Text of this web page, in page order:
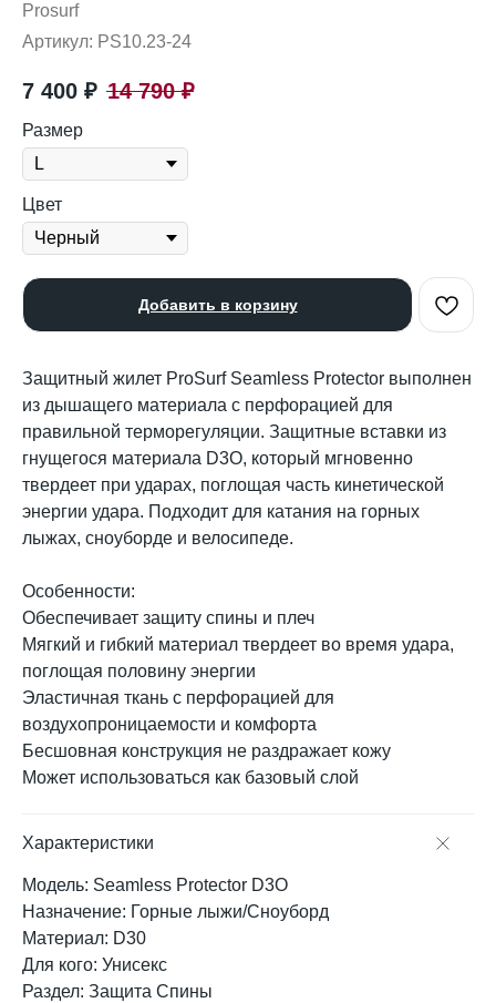
Prosurf
Артикул: PS10.23-24
7 400 ₽ 14 790 ₽
Размер
Цвет
Добавить в корзину
Защитный жилет ProSurf Seamless Protector выполнен
из дышащего материала с перфорацией для
правильной терморегуляции. Защитные вставки из
гнущегося материала D3O, который мгновенно
твердеет при ударах, поглощая часть кинетической
энергии удара. Подходит для катания на горных
лыжах, сноуборде и велосипеде.
Особенности:
Обеспечивает защиту спины и плеч
Мягкий и гибкий материал твердеет во время удара,
поглощая половину энергии
Эластичная ткань с перфорацией для
воздухопроницаемости и комфорта
Бесшовная конструкция не раздражает кожу
Может использоваться как базовый слой
Характеристики
Модель: Seamless Protector D3O
Назначение: Горные лыжи/Сноуборд
Материал: D30
Для кого: Унисекс
Раздел: Защита Спины